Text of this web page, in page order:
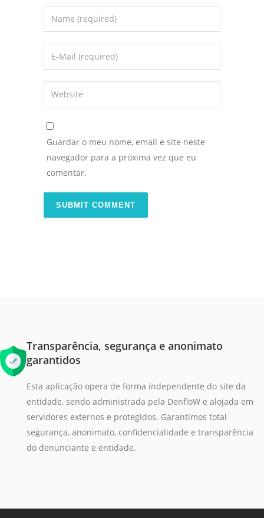
Guardar o meu nome, email e site neste
navegador para a próxima vez que eu
comentar.
Transparência, segurança e anonimato
garantidos
Esta aplicação opera de forma independente do site da
entidade, sendo administrada pela DenfloW e alojada em
servidores externos e protegidos. Garantimos total
segurança, anonimato, confidencialidade e transparência
do denunciante e entidade.